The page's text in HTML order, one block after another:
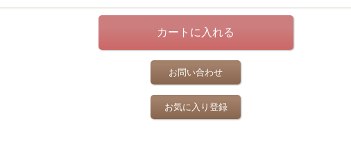
お問い合わせ
お気に入り登録